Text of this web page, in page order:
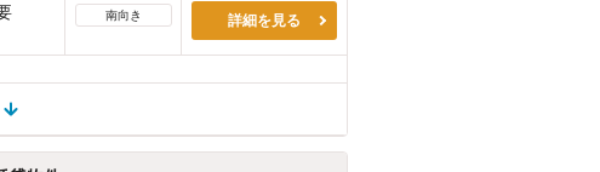
南向き 詳細を見る